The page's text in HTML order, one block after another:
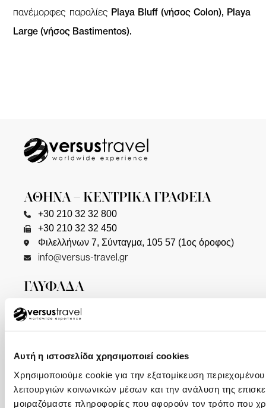
Αυτή η ιστοσελίδα χρησιμοποιεί cookies
Χρησιμοποιούμε cookie για την εξατομίκευση
λειτουργιών κοινωνικών μέσων και την ανάλυση της
μοιραζόμαστε πληροφορίες που αφορούν τον τρόπο που
πανέμορφες παραλίες Playa Bluff (νήσος Colon), Playa
Large (νήσος Bastimentos).
ΑΘΗΝΑ – ΚΕΝΤΡΙΚΑ ΓΡΑΦΕΙΑ
+30 210 32 32 800
+30 210 32 32 450
Φιλελλήνων 7, Σύνταγμα, 105 57 (1ος όροφος)
info@versus-travel.gr
ΓΛΥΦΑΔΑ
Λαζαράκη 20(ισόγειο), 166 75
+30 2310 23 0001
+30 2310 23 0777
Καλαποθάκη 7-9 (δίπλα στην πλατεία